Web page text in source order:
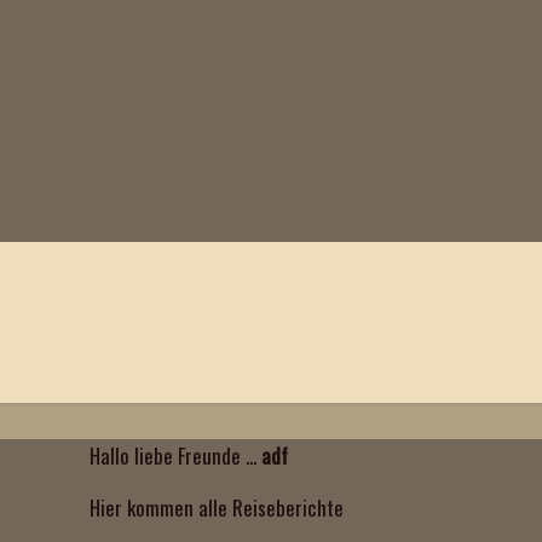
Hallo liebe Freunde ... adf
Hier kommen alle Reiseberichte